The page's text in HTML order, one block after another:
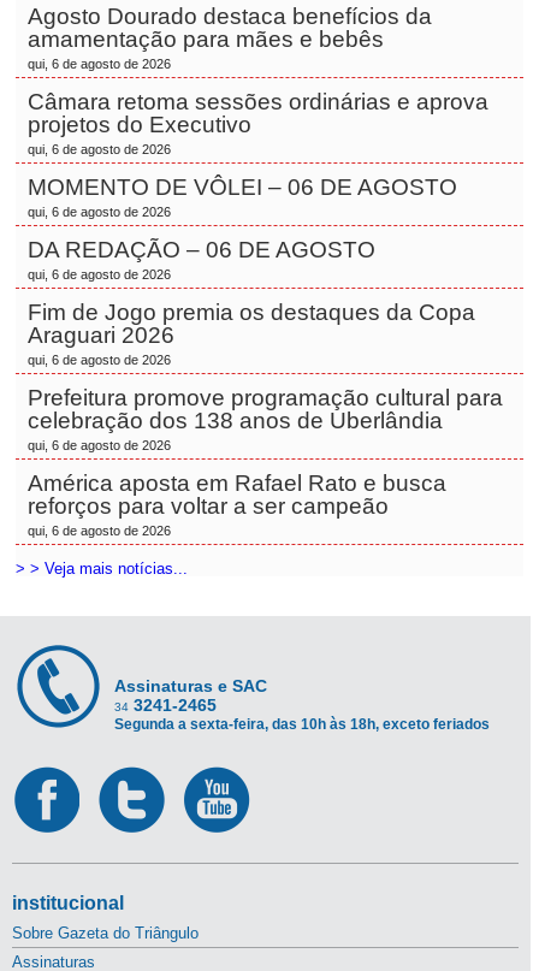
Agosto Dourado destaca benefícios da
amamentação para mães e bebês
qui, 6 de agosto de 2026
Câmara retoma sessões ordinárias e aprova
projetos do Executivo
qui, 6 de agosto de 2026
MOMENTO DE VÔLEI – 06 DE AGOSTO
qui, 6 de agosto de 2026
DA REDAÇÃO – 06 DE AGOSTO
qui, 6 de agosto de 2026
Fim de Jogo premia os destaques da Copa
Araguari 2026
qui, 6 de agosto de 2026
Prefeitura promove programação cultural para
celebração dos 138 anos de Uberlândia
qui, 6 de agosto de 2026
América aposta em Rafael Rato e busca
reforços para voltar a ser campeão
qui, 6 de agosto de 2026
> > Veja mais notícias...
Assinaturas e SAC
34 3241-2465
Segunda a sexta-feira, das 10h às 18h, exceto feriados
institucional
Sobre Gazeta do Triângulo
Assinaturas